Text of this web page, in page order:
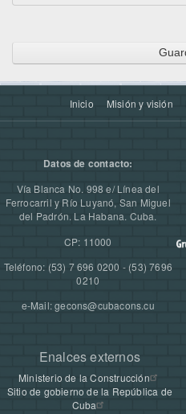
Inicio Misión y visión
Datos de contacto:
Vía Blanca No. 998 e/ Línea del
Ferrocarril y Río Luyanó, San Miguel
del Padrón. La Habana. Cuba.
CP: 11000
Teléfono: (53) 7 696 0200 - (53) 7696
0210
e-Mail: gecons@cubacons.cu
Enalces externos
Ministerio de la Construcción
Sitio de gobierno de la República de
Cuba